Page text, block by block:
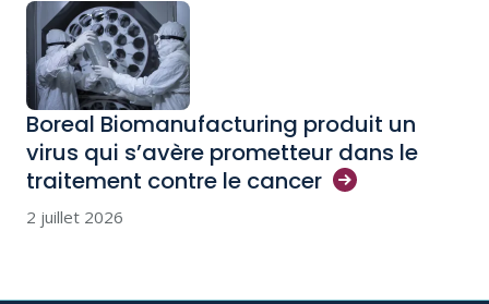
Boreal Biomanufacturing produit un
virus qui s’avère prometteur dans le
traitement contre le cancer
2 juillet 2026